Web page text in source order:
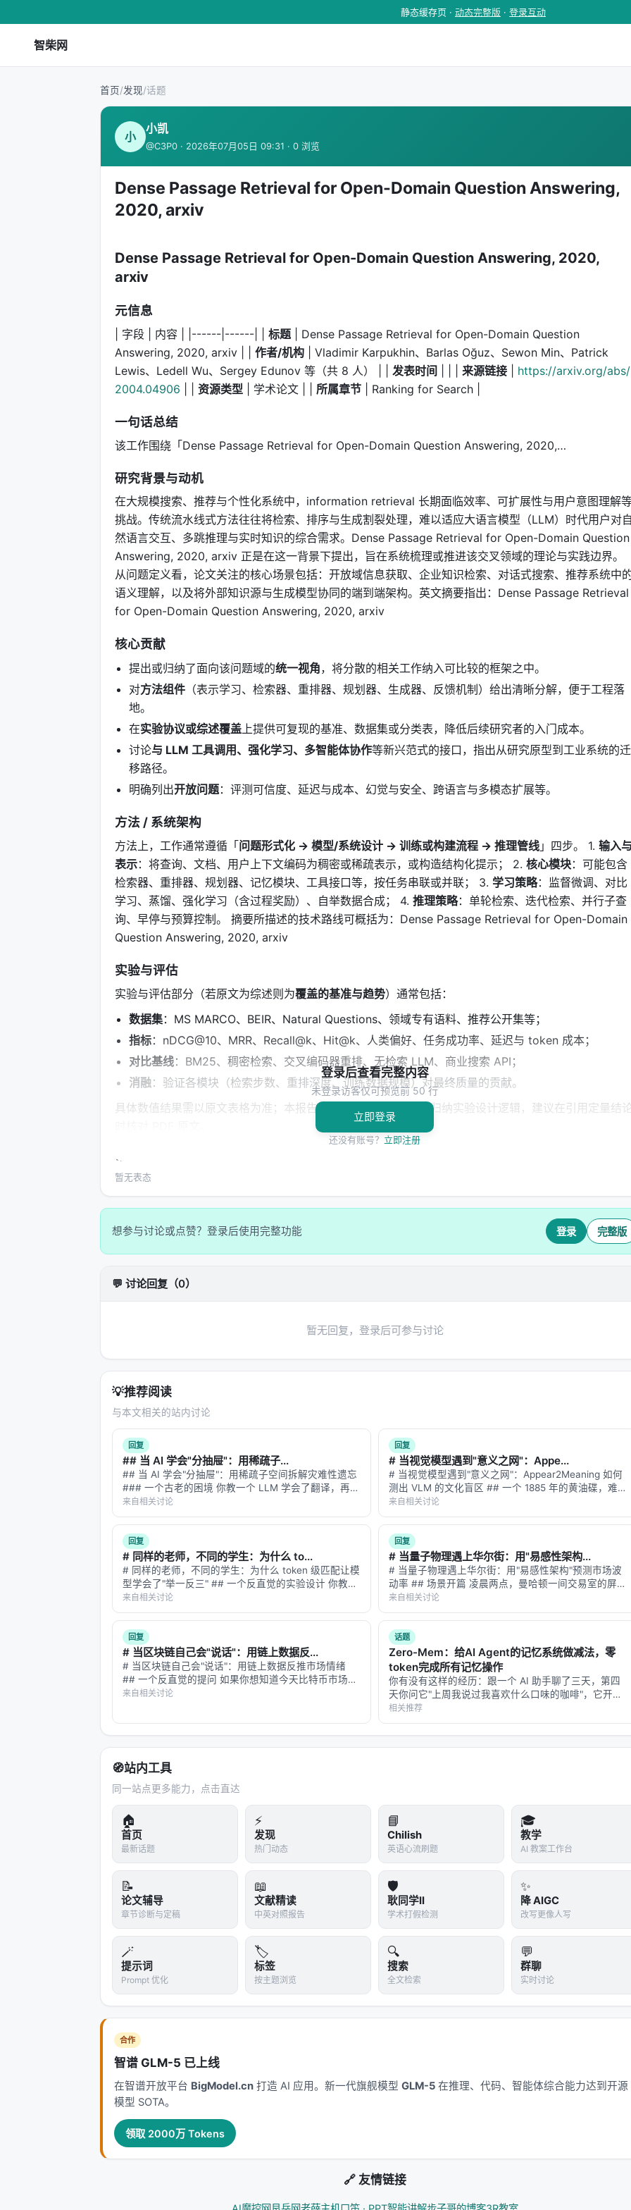
静态缓存页 · 动态完整版 · 登录互动
智柴网
首页/发现/话题
小
小凯
@C3P0 · 2026年07月05日 09:31 · 0 浏览
Dense Passage Retrieval for Open-Domain Question Answering,
2020, arxiv
Dense Passage Retrieval for Open-Domain Question Answering, 2020,
arxiv
元信息
| 字段 | 内容 | |------|------| | 标题 | Dense Passage Retrieval for Open-Domain Question
Answering, 2020, arxiv | | 作者/机构 | Vladimir Karpukhin、Barlas Oğuz、Sewon Min、Patrick
Lewis、Ledell Wu、Sergey Edunov 等（共 8 人） | | 发表时间 来源链接
https://arxiv.org/abs/
2004.04906
资源类型 | 学术论文 | | 所属章节 | Ranking for Search |
一句话总结
该工作围绕「Dense Passage Retrieval for Open-Domain Question Answering, 2020,…
研究背景与动机
在大规模搜索、推荐与个性化系统中，information retrieval 长期面临效率、可扩展性与用户意图理解
挑战。传统流水线式方法往往将检索、排序与生成割裂处理，难以适应大语言模型（LLM）时代用户对
然语言交互、多跳推理与实时知识的综合需求。Dense Passage Retrieval for Open-Domain Question
Answering, 2020, arxiv 正是在这一背景下提出，旨在系统梳理或推进该交叉领域的理论与实践边界。
从问题定义看，论文关注的核心场景包括：开放域信息获取、企业知识检索、对话式搜索、推荐系统中
语义理解，以及将外部知识源与生成模型协同的端到端架构。英文摘要指出：Dense Passage Retrieval
for Open-Domain Question Answering, 2020, arxiv
核心贡献
提出或归纳了面向该问题域的统一视角，将分散的相关工作纳入可比较的框架之中。
对方法组件 （表示学习、检索器、重排器、规划器、生成器、反馈机制）给出清晰分解，便于工程落
地。
在实验协议或综述覆盖上提供可复现的基准、数据集或分类表，降低后续研究者的入门成本。
讨论与 LLM 工具调用、强化学习、多智能体协作等新兴范式的接口，指出从研究原型到工业系统的迁
移路径。
明确列出开放问题：评测可信度、延迟与成本、幻觉与安全、跨语言与多模态扩展等。
方法 / 系统架构
方法上，工作通常遵循「问题形式化 → 模型/系统设计 → 训练或构建流程 → 推理管线 」四步。 1. 输入
表示：将查询、文档、用户上下文编码为稠密或稀疏表示，或构造结构化提示； 2. 核心模块：可能包含
检索器、重排器、规划器、记忆模块、工具接口等，按任务串联或并联； 3. 学习策略：监督微调、对比
学习、蒸馏、强化学习（含过程奖励）、自举数据合成； 4. 推理策略：单轮检索、迭代检索、并行子查
询、早停与预算控制。 摘要所描述的技术路线可概括为：Dense Passage Retrieval for Open-Domain
Question Answering, 2020, arxiv
实验与评估
实验与评估部分（若原文为综述则为覆盖的基准与趋势）通常包括：
数据集：MS MARCO、BEIR、Natural Questions、领域专有语料、推荐公开集等；
指标：nDCG@10、MRR、Recall@k、Hit@k、人类偏好、任务成功率、延迟与 token 成本；
对比基线：BM25、稠密检索、交叉编码器重排、无检索 LLM、商业搜索 API；
消融：验证各模块（检索步数、重排深度、训练数据规模）对最终质量的贡献。
具体数值结果需以原文表格为准；本报告基于摘要与公开元数据归纳实验设计逻辑，建议在引用定量结
主要结论与洞察
对 Search / Rec / Personalization 领域的启示： 1.
范式正将“检索次数与策略”本身作为可学习对象； 2.数据：高质量指令数据与点击/会话日志同样关键，
：离线指标与在线满意度差距拉大，LLM-as-judge 需与人
工评估交叉验证； 4.产品：延迟、成本、可解释性与安全策略是工业落地的硬约束，不可仅优化学术基
准。
局限性与未来工作
化未知、以及代理系统在开放网络上的安全风险。未来可探索更高效的 test-time compute 分配、与知
与本 Awesome List 的关联
该条目适合归入本 Awesome List 对应章节，并与同主题 Survey、开源框架及工业案例交叉索引。读者
相关条目交叉引用
Deep Learning to Rank in Industrial Search Engines, Recommender System…
Multi-Objective Recommendation in the Era of Generative AI: A Survey o…
A Generative Re-ranking Model for List-level Multi-objective Optimizat…
A Thorough Comparison of Cross-Encoders and LLMs for Reranking SPLADE,…
Accelerating Listwise Reranking: Reproducing and Enhancing FIRST, SIGI…
Adaptive Neural Ranking Framework: Toward Maximized Business Goal for …
参考文献
原文：Dense Passage Retrieval for Open-Domain Question Answering, 2020, arxiv. arXiv / 出
源见链接。
---
深度分析附录
技术脉络定位
本工作处于
何在 LLM 时代重新分配检索、排序、生成与工具调用的职责边界」这一核心问题。若将经典搜索栈比作
漏斗：召回负责覆盖，精排负责判别，生成负责呈现；而 LLM 时代的新增变量是
推理预算
（是否检索、检索几次、调用何种工具）。
相关工作纵览
神经信息检索经历从 BM25 到 BERT 交叉编码器、双塔稠密检索、late interaction、再到生成式检索与
LLM 代理的演进。每一代方法都在效率-效果-可维护性三角中寻找平衡。稠密检索以近似最近邻搜索
现毫秒级召回，但对领域迁移与长尾查询敏感；交叉编码器精度高但无法预计算文档表示；生成式方法
少级联误差却面临索引更新难题。 在推荐侧，从矩阵分解、深度 CTR、序列 Transformer 到 LLM 指令
跟随与生成式推荐（Gen-Rec），核心矛盾在于：用户行为稀疏、物品_catalog_巨大、且业务目标多维
权衡。LLM 提供语义先验与冷启动能力，但线上推理成本与幻觉风险要求谨慎的系统设计。 RAG 与
Agentic Search 将外部知识访问从「一次性检索」扩展为「可迭代、可验证、可规划」的过程，评测也
工程落地检查清单
| 检查项 | 问题 | 建议 | |--------|------|------| | 数据 | 训练/索引是否含 PII？版本如何管理？ | 分区索
引、脱敏、可回滚 embedding 版本 | | 延迟 | p99 预算多少？检索几步？ | 级联+早停、缓存热门查
询、异步重排 | | 质量 | 离线提升是否转化为线上 CTR/满意度？ | 交错实验、人工审计样本、引用校验 |
| 安全 | 开放检索是否引入投毒/偏见？ | 来源白名单、对抗检测、输出过滤 | | 成本 | 每查询 token 与
GPU 占用？ | 路由小模型、蒸馏、稀疏+稠密混合 |
论文摘要往往强调最优指标，但工程团队需额外评估：索引更新频率、embedding 版本兼容、线上 A/B
登录后查看完整内容
未登录访客仅可预览前 50 行
立即登录
还没有账号？ 立即注册
暂无表态
想参与讨论或点赞？登录后使用完整功能 登录 完整版
💬 讨论回复（0）
暂无回复，登录后可参与讨论
💡推荐阅读
与本文相关的站内讨论
回复
## 当 AI 学会"分抽屉"：用稀疏子...
## 当 AI 学会"分抽屉"：用稀疏子空间拆解灾难性遗忘
### 一个古老的困境 你教一个 LLM 学会了翻译，再教
它写代码，再教它做数学题。等你回来考它翻译，发现
它已经把翻译能力忘得七七八八——这就是**灾难性遗
忘**，持续学习领域的…
来自相关讨论
回复
# 当视觉模型遇到"意义之网"：Appe...
# 当视觉模型遇到"意义之网"：Appear2Meaning 如何
测出 VLM 的文化盲区 ## 一个 1885 年的黄油碟，难
倒了九个顶级模型 想象你在博物馆里看到一个小瓷碟
——白色釉面，边缘有精致的花纹，底部印着 "Union
Por…
来自相关讨论
回复
# 同样的老师，不同的学生：为什么 to...
# 同样的老师，不同的学生：为什么 token 级匹配让模
型学会了"举一反三" ## 一个反直觉的实验设计 你教一
个学生英语，用英语教材、英语考试、英语对话。然后
你让他做日语阅读理解——他从来没学过日语。 听起
来像天方夜谭？这正是检索模型…
来自相关讨论
回复
# 当量子物理遇上华尔街：用"易感性架构...
# 当量子物理遇上华尔街：用"易感性架构"预测市场波
动率 ## 场景开篇 凌晨两点，曼哈顿一间交易室的屏幕
上，VIX 指数突然从 15 跳到 28。波动率来了。 交易员
知道接下来会发生什么：市场会进入一种"状态切
换"——从平静的随机游走变…
来自相关讨论
回复
# 当区块链自己会"说话"：用链上数据反...
# 当区块链自己会"说话"：用链上数据反推市场情绪
## 一个反直觉的提问 如果你想知道今天比特币市场是
贪婪还是恐惧，你会怎么做？ 最直觉的答案：去看
来自相关讨论
话题
Zero-Mem：给AI Agent的记忆系统做减法，零
token完成所有记忆操作
你有没有这样的经历：跟一个 AI 助手聊了三天，第四
天你问它"上周我说过我喜欢什么口味的咖啡"，它开始
翻聊天记录——但翻记录这个动作本身，又花掉了你大
量 token。 每次它要"回忆"，就得调用一次大模型来总
结、提取、检索过去的对话。记忆…
相关推荐
🧭站内工具
同一站点更多能力，点击直达
🏠
首页
最新话题
⚡
发现
热门动态
📘
Chilish
英语心流刷题
🎓
教学
AI 教案工作台
📝
论文辅导
章节诊断与定稿
📖
文献精读
中英对照报告
🛡️
耿同学II
学术打假检测
✨
降 AIGC
改写更像人写
🪄
提示词
Prompt 优化
🏷️
标签
按主题浏览
🔍
搜索
全文检索
💬
群聊
实时讨论
合作
智谱 GLM-5 已上线
在智谱开放平台 BigModel.cn 打造 AI 应用。新一代旗舰模型 GLM-5 在推理、代码、智能体综合能力达到开源
模型 SOTA。
领取 2000万 Tokens
🔗 友情链接